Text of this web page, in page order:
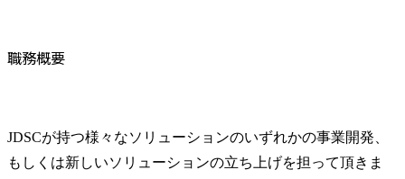
職務概要
JDSCが持つ様々なソリューションのいずれかの事業開発、
もしくは新しいソリューションの立ち上げを担って頂きま